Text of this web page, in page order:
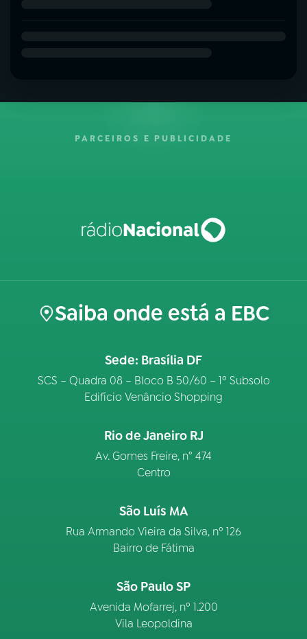
PARCEIROS E PUBLICIDADE
Saiba onde está a EBC
Sede: Brasília DF
SCS – Quadra 08 – Bloco B 50/60 – 1º Subsolo
Edifício Venâncio Shopping
Rio de Janeiro RJ
Av. Gomes Freire, n° 474
Centro
São Luís MA
Rua Armando Vieira da Silva, nº 126
Bairro de Fátima
São Paulo SP
Avenida Mofarrej, nº 1.200
Vila Leopoldina